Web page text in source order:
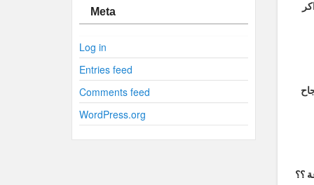
Meta
Log in
Entries feed
Comments feed
WordPress.org